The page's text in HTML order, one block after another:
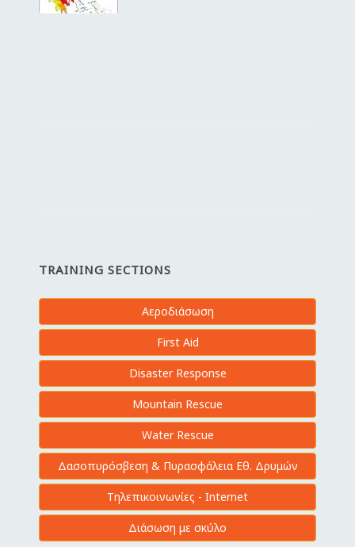
TRAINING SECTIONS
Αεροδιάσωση
First Aid
Disaster Response
Mountain Rescue
Water Rescue
Δασοπυρόσβεση & Πυρασφάλεια Εθ. Δρυμών
Τηλεπικοινωνίες - Internet
Διάσωση με σκύλο